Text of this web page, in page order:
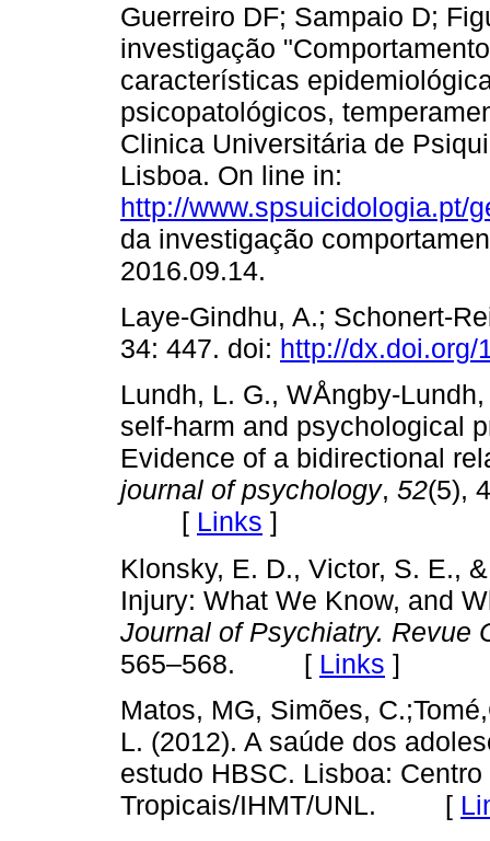
Guerreiro DF; Sampaio D;
investigação
características
psicopatológicos,
Clinica Universitária de
Lisboa. On line in:
http://www.spsuicidologia.pt/
da investigação
2016.09.14.
Laye-Gindhu, A.; Schonert-
34: 447. doi: http://dx.doi.org/
Lundh, L. G.,
self‐harm and psychological
Evidence of a bidirectional
journal of psychology, 52(5),
[ Links ]
Klonsky, E. D., Victor, S. E.,
Injury: What We Know, and
Journal of Psychiatry. Revue
565–568. [ Links ]
Matos, MG, Simões,
L. (2012). A saúde dos
estudo HBSC. Lisboa:
Tropicais/IHMT/UNL. [